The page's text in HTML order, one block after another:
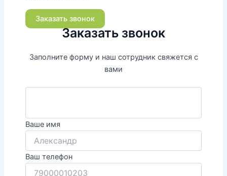
Заказать звонок
Заказать звонок
Заполните форму и наш сотрудник свяжется с
вами
Ваше имя
Ваш телефон